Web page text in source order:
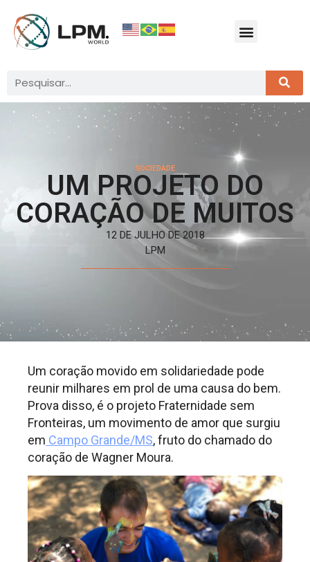
SOCIEDADE
UM PROJETO DO
CORAÇÃO DE MUITOS
12 DE JULHO DE 2018
LPM
Um coração movido em solidariedade pode
reunir milhares em prol de uma causa do bem.
Prova disso, é o projeto Fraternidade sem
Fronteiras, um movimento de amor que surgiu
em Campo Grande/MS, fruto do chamado do
coração de Wagner Moura.